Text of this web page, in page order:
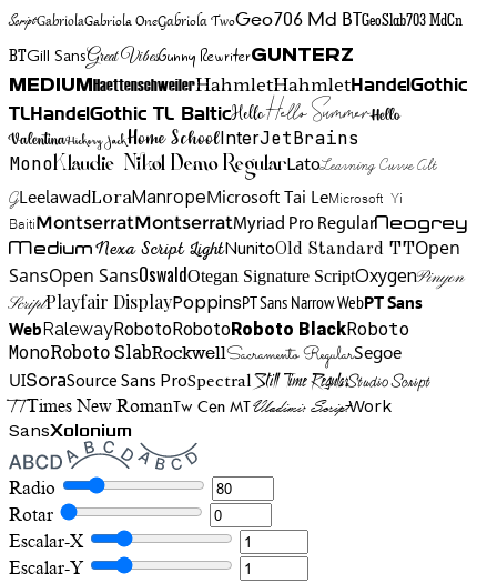
ScriptGabriolaGabriola OneGabriola TwoGeo706 Md BTGeoSlab703 MdCn
BTGill SansGreat VibesGunny RewriterGunterz
Medium HaettenschweilerHahmletHahmletHandelGothic
TLHandelGothic TL BalticHelloHello SummerHello
ValentinaHickory JackHome SchoolInterJetBrains
MonoKlaudie Nikol Demo RegularLatoLearning Curve Alt
GLeelawadLoraManropeMicrosoft Tai LeMicrosoft Yi
BaitiMontserratMontserratMyriad Pro RegularNeogrey
MediumNexa Script LightNunitoOld Standard TTOpen
SansOpen SansOswaldOtegan Signature ScriptOxygenPinyon
ScriptPlayfair DisplayPoppinsPT Sans Narrow WebPT Sans
WebRalewayRobotoRobotoRoboto BlackRoboto
MonoRoboto SlabRockwellSacramento RegularSegoe
UISoraSource Sans ProSpectralStill Time RegularStudio Script
TTTimes New RomanTw Cen MTVladimir ScriptWork
SansXolonium
Radio
Rotar
Escalar-X
Escalar-Y